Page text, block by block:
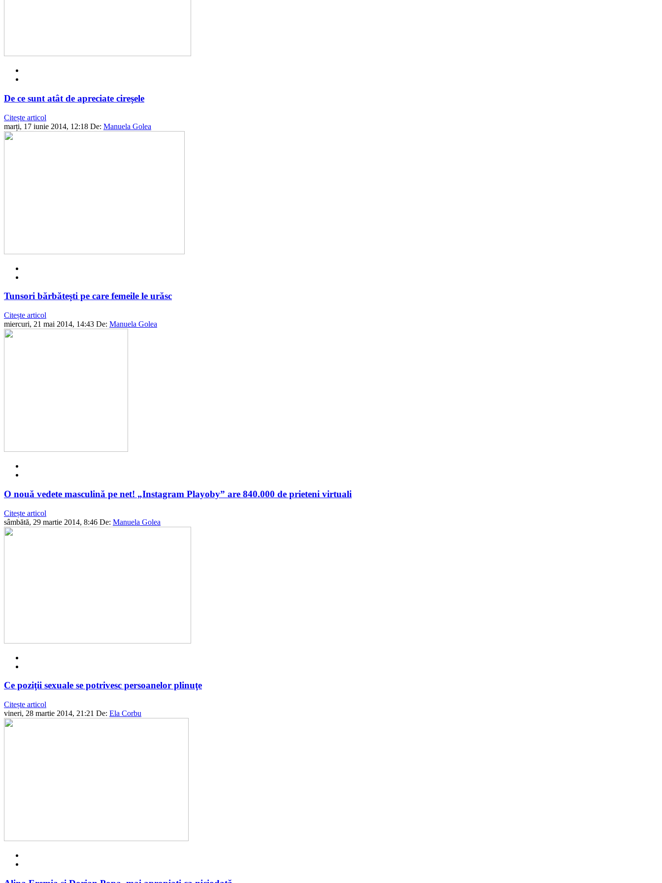
De ce sunt atât de apreciate cireşele
Citește articol
marți, 17 iunie 2014, 12:18 De: Manuela Golea
Tunsori bărbăteşti pe care femeile le urăsc
Citește articol
miercuri, 21 mai 2014, 14:43 De: Manuela Golea
O nouă vedete masculină pe net! „Instagram Playoby” are 840.000 de prieteni virtuali
Citește articol
sâmbătă, 29 martie 2014, 8:46 De: Manuela Golea
Ce poziţii sexuale se potrivesc persoanelor plinuţe
Citește articol
vineri, 28 martie 2014, 21:21 De: Ela Corbu